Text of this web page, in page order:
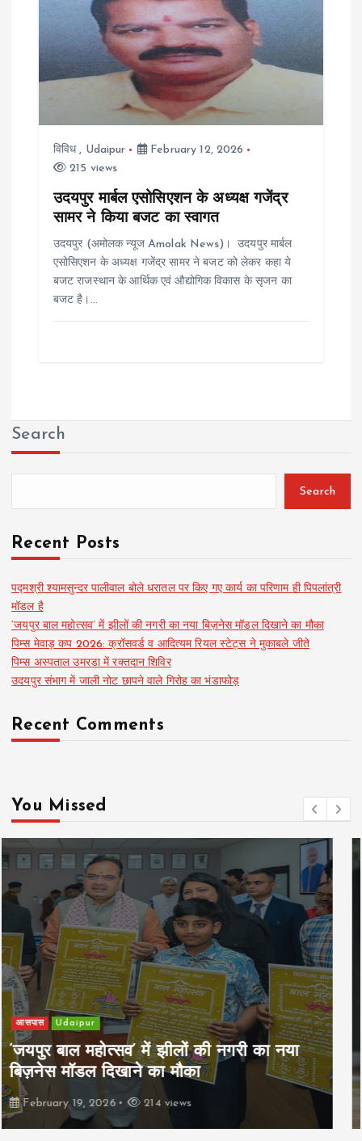
विविध, Udaipur
February 12, 2026
215 views
उदयपुर मार्बल एसोसिएशन के अध्यक्ष गजेंद्र
सामर ने किया बजट का स्वागत
उदयपुर (अमोलक न्यूज Amolak News)। उदयपुर मार्बल
एसोसिएशन के अध्यक्ष गजेंद्र सामर ने बजट को लेकर कहा ये
बजट राजस्थान के आर्थिक एवं औद्योगिक विकास के सृजन का
बजट है।…
Search
Search
Recent Posts
पद्मश्री श्यामसुन्दर पालीवाल बोले धरातल पर किए गए कार्य का परिणाम ही पिपलांत्री
मॉडल है
‘जयपुर बाल महोत्सव’ में झीलों की नगरी का नया बिज़नेस मॉडल दिखाने का मौका
पिम्स मेवाड़ कप 2026: क्रॉसवर्ड व आदित्यम रियल स्टेट्स ने मुकाबले जीते
पिम्स अस्पताल उमरडा में रक्तदान शिविर
उदयपुर संभाग में जाली नोट छापने वाले गिरोह का भंडाफोड़
Recent Comments
You Missed
खेल Udaipur
पिम्स मेवाड़ कप 2026: क्रॉसवर्ड व आदित्यम
रियल स्टेट्स ने मुकाबले जीते
February 19, 2026 165 views